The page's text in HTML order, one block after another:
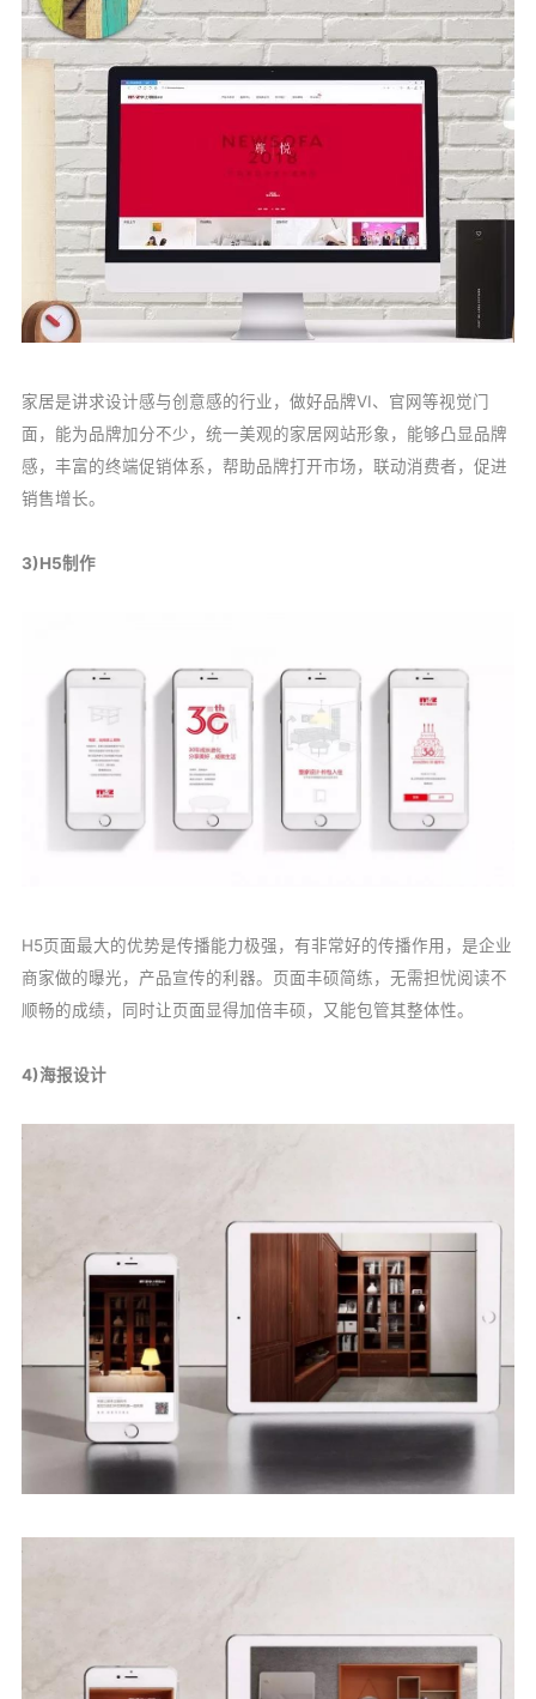
家居是讲求设计感与创意感的行业，做好品牌VI、官网等视觉门
面，能为品牌加分不少，统一美观的家居网站形象，能够凸显品牌
感，丰富的终端促销体系，帮助品牌打开市场，联动消费者，促进
销售增长。
3)H5制作
H5页面最大的优势是传播能力极强，有非常好的传播作用，是企业
商家做的曝光，产品宣传的利器。页面丰硕简练，无需担忧阅读不
顺畅的成绩，同时让页面显得加倍丰硕，又能包管其整体性。
4)海报设计